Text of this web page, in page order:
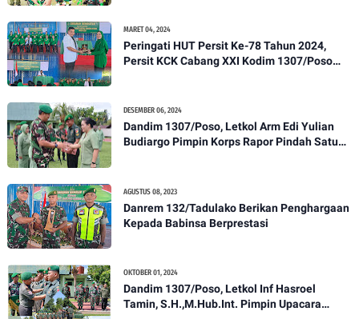
MARET 04, 2024
Peringati HUT Persit Ke-78 Tahun 2024,
Persit KCK Cabang XXI Kodim 1307/Poso
DESEMBER 06, 2024
Dandim 1307/Poso, Letkol Arm Edi Yulian
Budiargo Pimpin Korps Rapor Pindah Satuan
AGUSTUS 08, 2023
Danrem 132/Tadulako Berikan Penghargaan
Kepada Babinsa Berprestasi
OKTOBER 01, 2024
Dandim 1307/Poso, Letkol Inf Hasroel
Tamin, S.H.,M.Hub.Int. Pimpin Upacara